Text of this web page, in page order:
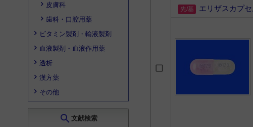
皮膚科
歯科・口腔用薬
ビタミン製剤・輸液製剤
血液製剤・血液作用薬
透析
漢方薬
その他
search 文献検索
エリザスカプ